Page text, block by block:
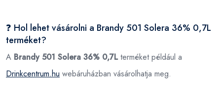
❓ Hol lehet vásárolni a Brandy 501 Solera 36% 0,7L
terméket?
A Brandy 501 Solera 36% 0,7Lterméket például a
Drinkcentrum.hu webáruházban vásárolhatja meg.